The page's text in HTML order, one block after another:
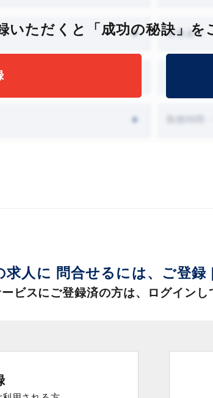
いただくと「成功の秘訣」を
会食あり
求人に 問合せるには、 ご登録
ビスにご登録済の方は、 ログインし